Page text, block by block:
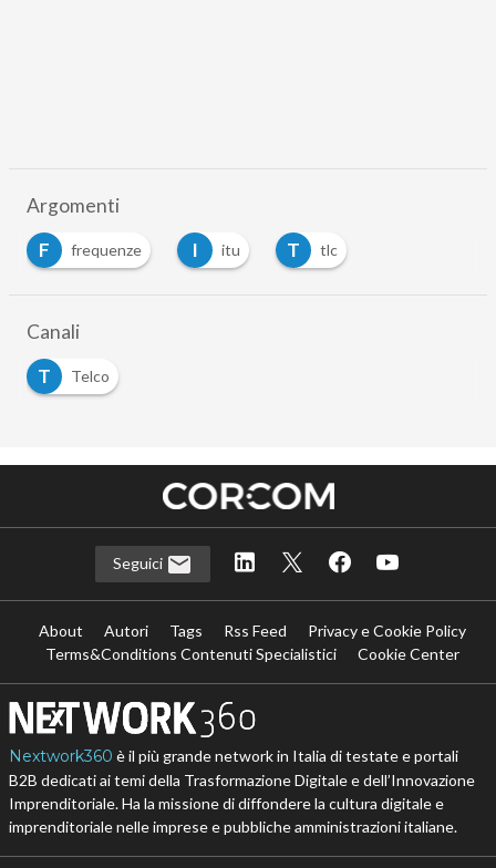
Argomenti
F
frequenze I itu T tlc
Canali
T
Telco
Seguici
About Autori Tags Rss Feed
Privacy e Cookie Policy
Terms&Conditions Contenuti Specialistici
Cookie Center
Nextwork360 è il più grande network in Italia di testate e portali
B2B dedicati ai temi della Trasformazione Digitale e dell’Innovazione
Imprenditoriale. Ha la missione di diffondere la cultura digitale e
imprenditoriale nelle imprese e pubbliche amministrazioni italiane.